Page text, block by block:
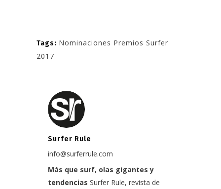
Tags: Nominaciones Premios Surfer
2017
Surfer Rule
info@surferrule.com
Más que surf, olas gigantes y
tendencias Surfer Rule, revista de